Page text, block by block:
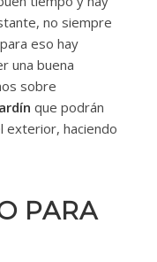
no siempre
eso hay
una buena
sobre
que podrán
exterior, haciendo
PARA